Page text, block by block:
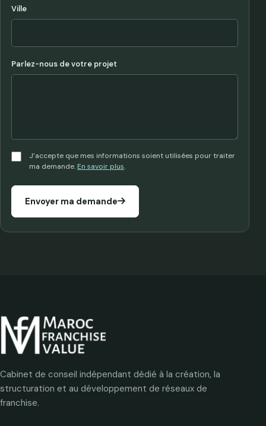
Ville
Parlez-nous de votre projet
J’accepte que mes informations soient utilisées pour traiter
ma demande. En savoir plus.
Envoyer ma demande
Cabinet de conseil indépendant dédié à la création, la
structuration et au développement de réseaux de
franchise.